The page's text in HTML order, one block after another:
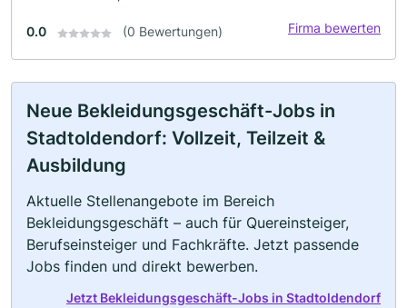
0.0 (0 Bewertungen) Firma bewerten
Neue Bekleidungsgeschäft-Jobs in
Stadtoldendorf: Vollzeit, Teilzeit &
Ausbildung
Aktuelle Stellenangebote im Bereich
Bekleidungsgeschäft – auch für Quereinsteiger,
Berufseinsteiger und Fachkräfte. Jetzt passende
Jobs finden und direkt bewerben.
Jetzt Bekleidungsgeschäft-Jobs in Stadtoldendorf